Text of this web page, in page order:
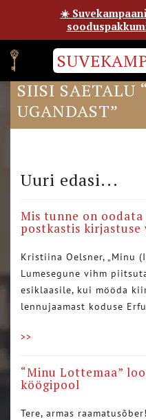
DELFI
SIISI SAETALU
UGANDAST”
Uuri edasi...
Mis tunne on oodata
postkastis kirjastuse
Kristiina Oelsner, „Minu
Lumesegune vihm
esiklaasile, kui mööda
lennujaamast koduse
>>
“Minu Lottemaa”
köögipool
Tere, armas
☀️